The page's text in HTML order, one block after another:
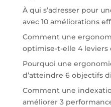
À qui s’adresser pour
avec 10 améliorations
Comment une
optimise-t-elle 4 leviers
Pourquoi une
d’atteindre 6 objectifs
Comment une
améliorer 3